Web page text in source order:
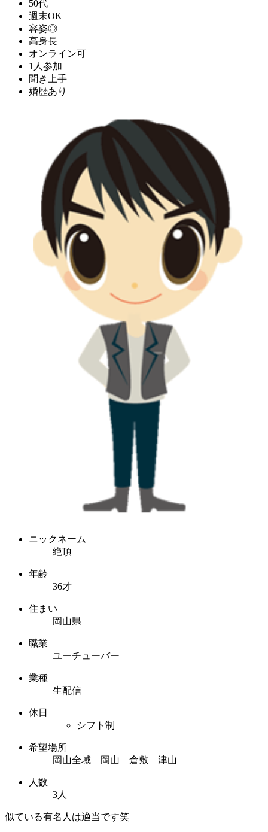
50代
週末OK
容姿◎
高身長
オンライン可
1人参加
聞き上手
婚歴あり
ニックネーム
絶頂
年齢
36才
住まい
岡山県
職業
ユーチューバー
業種
生配信
休日
シフト制
希望場所
岡山全域 岡山 倉敷 津山
人数
3人
似ている有名人は適当です笑